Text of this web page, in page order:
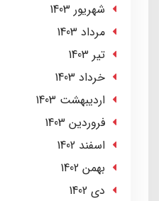
شهریور 1403
مرداد 1403
تير 1403
خرداد 1403
ارديبهشت 1403
فروردین 1403
اسفند 1402
بهمن 1402
دی 1402